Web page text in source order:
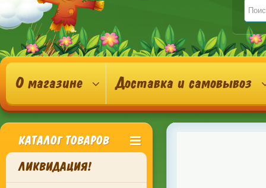
О магазине Доставка и самовывоз
КАТАЛОГ ТОВАРОВ
ЛИКВИДАЦИЯ!